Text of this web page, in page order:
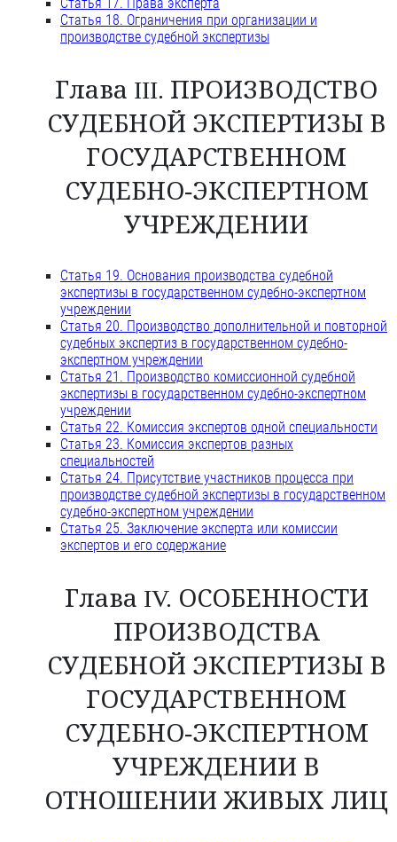
Статья 17. Права эксперта
Статья 18. Ограничения при организации и
производстве судебной экспертизы
Глава III. ПРОИЗВОДСТВО
СУДЕБНОЙ ЭКСПЕРТИЗЫ В
ГОСУДАРСТВЕННОМ
СУДЕБНО-ЭКСПЕРТНОМ
УЧРЕЖДЕНИИ
Статья 19. Основания производства судебной
экспертизы в государственном судебно-экспертном
учреждении
Статья 20. Производство дополнительной и повторной
судебных экспертиз в государственном судебно-
экспертном учреждении
Статья 21. Производство комиссионной судебной
экспертизы в государственном судебно-экспертном
учреждении
Статья 22. Комиссия экспертов одной специальности
Статья 23. Комиссия экспертов разных
специальностей
Статья 24. Присутствие участников процесса при
производстве судебной экспертизы в государственном
судебно-экспертном учреждении
Статья 25. Заключение эксперта или комиссии
экспертов и его содержание
Глава IV. ОСОБЕННОСТИ
ПРОИЗВОДСТВА
СУДЕБНОЙ ЭКСПЕРТИЗЫ В
ГОСУДАРСТВЕННОМ
СУДЕБНО-ЭКСПЕРТНОМ
УЧРЕЖДЕНИИ В
ОТНОШЕНИИ ЖИВЫХ ЛИЦ